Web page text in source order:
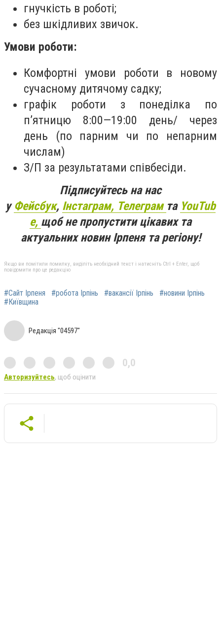
гнучкість в роботі;
без шкідливих звичок.
Умови роботи:
Комфортні умови роботи в новому
сучасному дитячому садку;
графік роботи з понеділка по
п’ятницю 8:00—19:00 день/ через
день (по парним чи по непарним
числам)
З/П за результатами співбесіди.
Підписуйтесь на нас
уФейсбук, Інстаграм, Телеграм та YouTub
e, щоб не пропустити цікавих та
актуальних новин Ірпеня та регіону!
Якщо ви помітили помилку, виділіть необхідний текст і натисніть Ctrl + Enter, щоб
повідомити про це редакцію
#Сайт Ірпеня #робота Ірпінь #вакансії Ірпінь
#новини Ірпінь
#Київщина
Редакція "04597"
0,0
Авторизуйтесь, щоб оцінити